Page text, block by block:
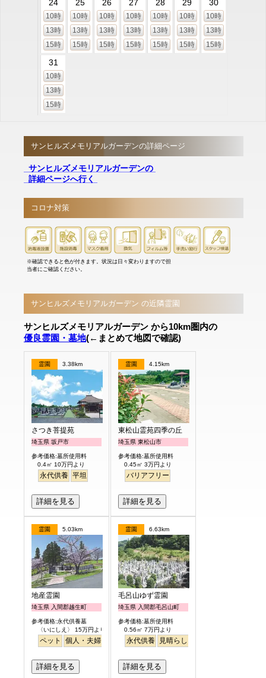
24
10時
13時
15時
25
10時
13時
15時
26
10時
13時
15時
27
10時
13時
15時
28
10時
13時
15時
29
10時
13時
15時
30
10時
13時
15時
31
10時
13時
15時
サンヒルズメモリアルガーデンの詳細ページ
サンヒルズメモリアルガーデンの
詳細ページへ行く
コロナ対策
※確認できると色が付きます。状況は日々変わりますので担
当者にご確認ください。
サンヒルズメモリアルガーデン の近隣霊園
サンヒルズメモリアルガーデン から10km圏内の
優良霊園・墓地(←まとめて地図で確認)
霊園 3.38km
さつき菩提苑
埼玉県 坂戸市
参考価格:墓所使用料
0.4㎡ 10万円より
永代供養 平坦
詳細を見る
霊園 4.15km
東松山霊苑四季の丘
埼玉県 東松山市
参考価格:墓所使用料
0.45㎡ 3万円より
バリアフリー
詳細を見る
霊園 5.03km
地産霊園
埼玉県 入間郡越生町
参考価格:永代供養墓
〈いにしえ〉 15万円より
ペット 個人・夫婦 ガーデニング 公園墓地
詳細を見る
霊園 6.63km
毛呂山ゆず霊園
埼玉県 入間郡毛呂山町
参考価格:墓所使用料
0.56㎡ 7万円より
永代供養 見晴らし・眺望
詳細を見る